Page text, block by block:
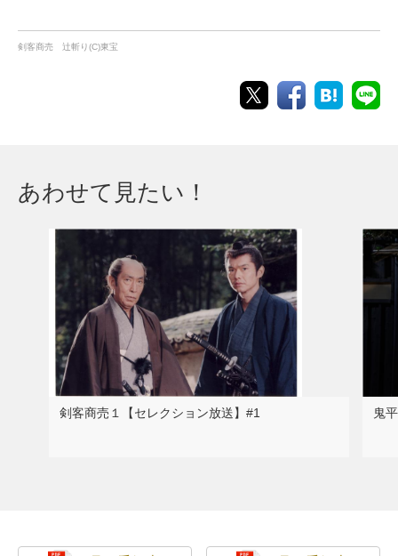
剣客商売 辻斬り(C)東宝
あわせて見たい！
剣客商売１【セレクション放送】#1 鬼